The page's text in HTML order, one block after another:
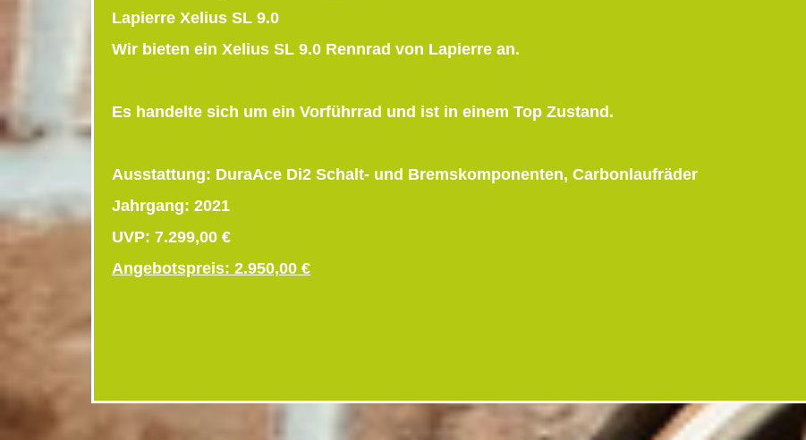
Lapierre Xelius SL 9.0
Wir bieten ein Xelius SL 9.0 Rennrad von Lapierre an.
Es handelte sich um ein Vorführrad und ist in einem Top Zustand.
Ausstattung: DuraAce Di2 Schalt- und Bremskomponenten, Carbonlaufräder
Jahrgang: 2021
UVP: 7.299,00 €
Angebotspreis: 2.950,00 €